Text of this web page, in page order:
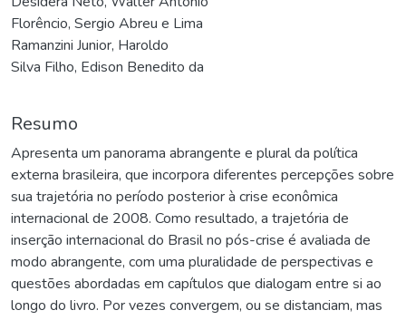
Florêncio, Sergio Abreu e Lima
Ramanzini Junior, Haroldo
Silva Filho, Edison Benedito da
Resumo
Apresenta um panorama abrangente e plural da política
externa brasileira, que incorpora diferentes percepções sobre
sua trajetória no período posterior à crise econômica
internacional de 2008. Como resultado, a trajetória de
inserção internacional do Brasil no pós-crise é avaliada de
modo abrangente, com uma pluralidade de perspectivas e
questões abordadas em capítulos que dialogam entre si ao
longo do livro. Por vezes convergem, ou se distanciam, mas